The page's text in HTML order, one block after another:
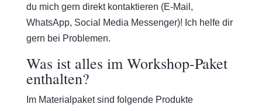
du mich gern direkt kontaktieren (E-Mail,
WhatsApp, Social Media Messenger)! Ich helfe dir
gern bei Problemen.
Was ist alles im Workshop-Paket
enthalten?
Im Materialpaket sind folgende Produkte